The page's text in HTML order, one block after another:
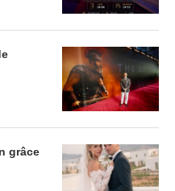
grâce